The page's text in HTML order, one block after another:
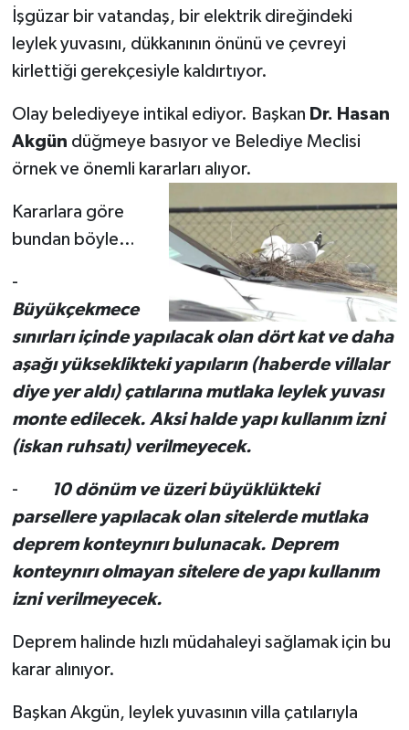
İşgüzar bir vatandaş, bir elektrik direğindeki
leylek yuvasını, dükkanının önünü ve çevreyi
kirlettiği gerekçesiyle kaldırtıyor.
Olay belediyeye intikal ediyor. Başkan Dr. Hasan
Akgün düğmeye basıyor ve Belediye Meclisi
örnek ve önemli kararları alıyor.
Kararlara göre
bundan böyle…
-
Büyükçekmece
sınırları içinde yapılacak olan dört kat ve daha
aşağı yükseklikteki yapıların (haberde villalar
diye yer aldı) çatılarına mutlaka leylek yuvası
monte edilecek. Aksi halde yapı kullanım izni
(iskan ruhsatı) verilmeyecek.
-
10 dönüm ve üzeri büyüklükteki
parsellere yapılacak olan sitelerde mutlaka
deprem konteynırı bulunacak. Deprem
konteynırı olmayan sitelere de yapı kullanım
izni verilmeyecek.
Deprem halinde hızlı müdahaleyi sağlamak için bu
karar alınıyor.
Başkan Akgün, leylek yuvasının villa çatılarıyla